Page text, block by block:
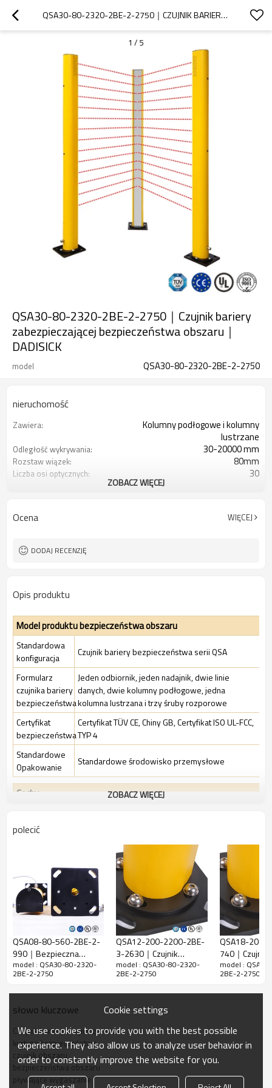
QSA30-80-2320-2BE-2-2750｜CZUJNIK BARIERY ZABEZPIECZAJĄCEJ BEZPIECZEŃSTWA OBSZARU｜DADISICK
1 / 5
QSA30-80-2320-2BE-2-2750｜Czujnik bariery
zabezpieczającej bezpieczeństwa obszaru｜
DADISICK
model QSA30-80-2320-2BE-2-2750
nieruchomość
Zawiera:
Kolumny podłogowe i kolumny
lustrzane
Odległość wykrywania: 30-20000 mm
Rozstaw wiązek: 80mm
Liczba osi optycznych: 30
Wtyczka interfejsu:
Wyposażony w 7-pinowe złącze
Orzecznictwo:
ZOBACZ WIĘCEJ
Ocena WIĘCEJ
DODAJ RECENZJĘ
Opis produktu
Model produktu bezpieczeństwa obszaru
Standardowa
konfiguracja
Czujnik bariery bezpieczeństwa serii QSA
Formularz
czujnika bariery
bezpieczeństwa
Jeden odbiornik, jeden nadajnik, dwie linie
danych, dwie kolumny podłogowe, jedna
kolumna lustrzana i trzy śruby rozporowe
Certyfikat
bezpieczeństwa
Certyfikat TÜV CE, Chiny GB, Certyfikat ISO UL-FCC,
TYP 4
Standardowe
Opakowanie
Standardowe środowisko przemysłowe
Cechy
Współczynnik
dokładność
Liczba belek
30
Wysokość
Ogólny wymiar
51mm*35mm*L,L to długość nadajnika i
odbiornika.
Odległość
30-6000 mm; 30-45000 mm
Czas
≤15ms
Dane mechaniczne
Materiał
Materiał obudowy
ZOBACZ WIĘCEJ
polecić
QSA08-80-560-2BE-2-
990｜Bezpieczna
bariera świetlna Czujnik
bezpieczeństwa
model : QSA30-80-2320-
2BE-2-2750
QSA12-200-2200-2BE-
3-2630｜Czujnik
sieciowy Kratka
zabezpieczająca｜
model : QSA30-80-2320-
2BE-2-2750
QSA18-20-
740｜Czujnik
model :
2BE-2-2750
słowo kluczowe
Czujnik bariery bezpieczeństwa
kurtyna bezpieczeństwa
czujnik obszaru
bezpieczeństwa obszaru
pływające wygaszanie
Cookie settings
We use cookies to provide you with the best possible
experience. They also allow us to analyze user behavior in
order to constantly improve the website for you.